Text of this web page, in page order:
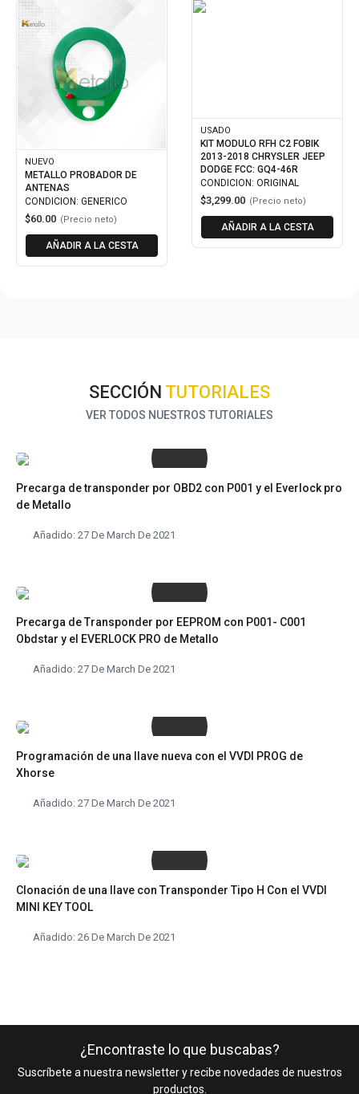
NUEVO
METALLO PROBADOR DE
ANTENAS
CONDICION: GENERICO
$60.00 (Precio neto)
AÑADIR A LA CESTA
USADO
KIT MODULO RFH C2 FOBIK
2013-2018 CHRYSLER JEEP
DODGE FCC: GQ4-46R
CONDICION: ORIGINAL
$3,299.00 (Precio neto)
AÑADIR A LA CESTA
SECCIÓN TUTORIALES
VER TODOS NUESTROS TUTORIALES
Precarga de transponder por OBD2 con P001 y el Everlock pro
de Metallo
Añadido: 27 De March De 2021
Precarga de Transponder por EEPROM con P001- C001
Obdstar y el EVERLOCK PRO de Metallo
Añadido: 27 De March De 2021
Programación de una llave nueva con el VVDI PROG de
Xhorse
Añadido: 27 De March De 2021
Clonación de una llave con Transponder Tipo H Con el VVDI
MINI KEY TOOL
Añadido: 26 De March De 2021
¿Encontraste lo que buscabas?
Suscríbete a nuestra newsletter y recibe novedades de nuestros
productos.